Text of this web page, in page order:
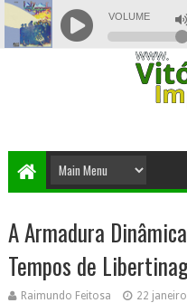
A Armadura
Tempos de
Raimundo Feitosa 22 janeiro